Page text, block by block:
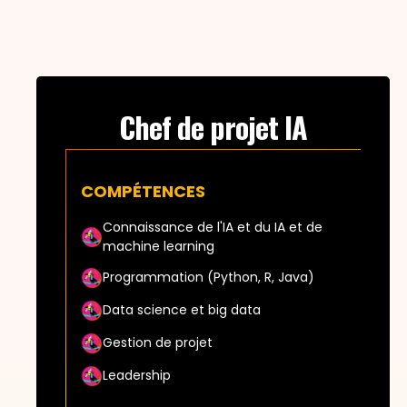
Chef de projet IA
COMPÉTENCES
Connaissance de l'IA et du IA et de
machine learning
Programmation (Python, R, Java)
Data science et big data
Gestion de projet
Leadership